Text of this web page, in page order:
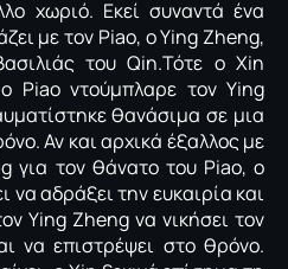
χωριό. Εκεί συναντά ένα
με τον Piao, ο Ying Zheng,
του Qin.Τότε ο Xin
Piao ντούμπλαρε τον Ying
θανάσιμα σε μια
Αν και αρχικά έξαλλος με
για τον θάνατο του Piao, ο
να αδράξει την ευκαιρία και
Ying Zheng να νικήσει τον
να επιστρέψει στο θρόνο.